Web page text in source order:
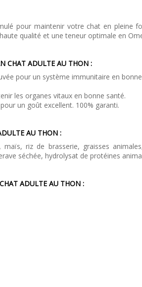
pour maintenir votre chat en pleine
qualité et une teneur optimale en
CHAT ADULTE AU THON :
pour un système immunitaire en
les organes vitaux en bonne santé.
un goût excellent. 100% garanti.
AU THON :
riz de brasserie, graisses
séchée, hydrolysat de protéines
ADULTE AU THON :